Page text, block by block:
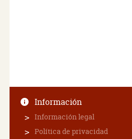
Información
Información legal
Política de privacidad